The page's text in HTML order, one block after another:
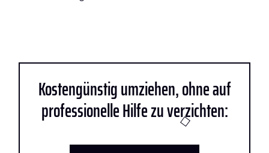
Kostengünstig umziehen, ohne auf
professionelle Hilfe zu verzichten: